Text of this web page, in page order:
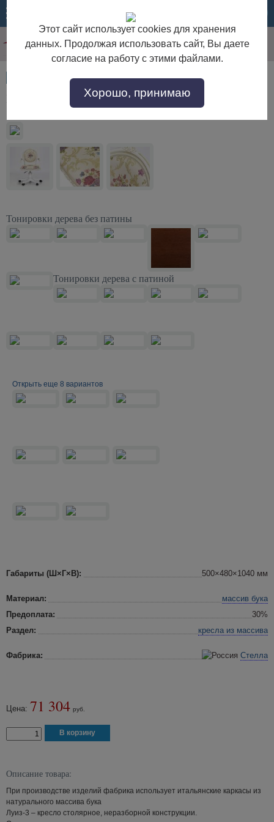
52253
Кресло для кабинета Луиз 3К
Тонировки дерева без патины
Тонировки дерева с патиной
Открыть еще 8 вариантов
Габариты (Ш×Г×В): 500×480×1040 мм
Материал:
массив бука
Предоплата:
30%
Раздел:
кресла из массива
Фабрика: Стелла
Цена: 71 304 руб.
Описание товара:
При производстве изделий фабрика использует итальянские каркасы из
натурального массива бука
Луиз-3 – кресло столярное, неразборной конструкции.
Этот сайт использует cookies для хранения
данных. Продолжая использовать сайт, Вы даете
согласие на работу с этими файлами.
Хорошо, принимаю